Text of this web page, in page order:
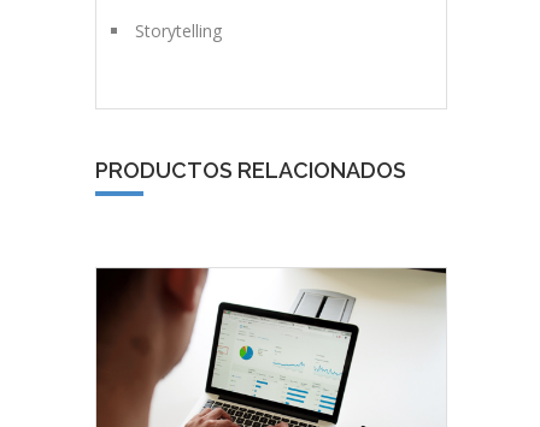
Storytelling
PRODUCTOS RELACIONADOS